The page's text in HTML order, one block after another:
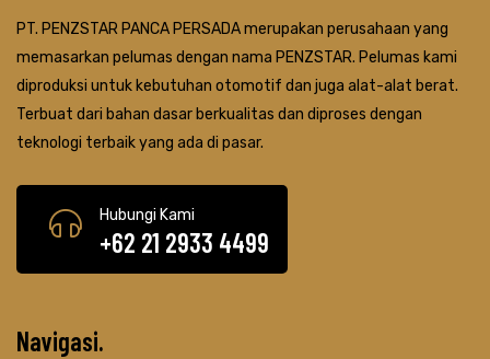
PT. PENZSTAR PANCA PERSADA merupakan perusahaan yang
memasarkan pelumas dengan nama PENZSTAR. Pelumas kami
diproduksi untuk kebutuhan otomotif dan juga alat-alat berat.
Terbuat dari bahan dasar berkualitas dan diproses dengan
teknologi terbaik yang ada di pasar.
Hubungi Kami
+62 21 2933 4499
Navigasi